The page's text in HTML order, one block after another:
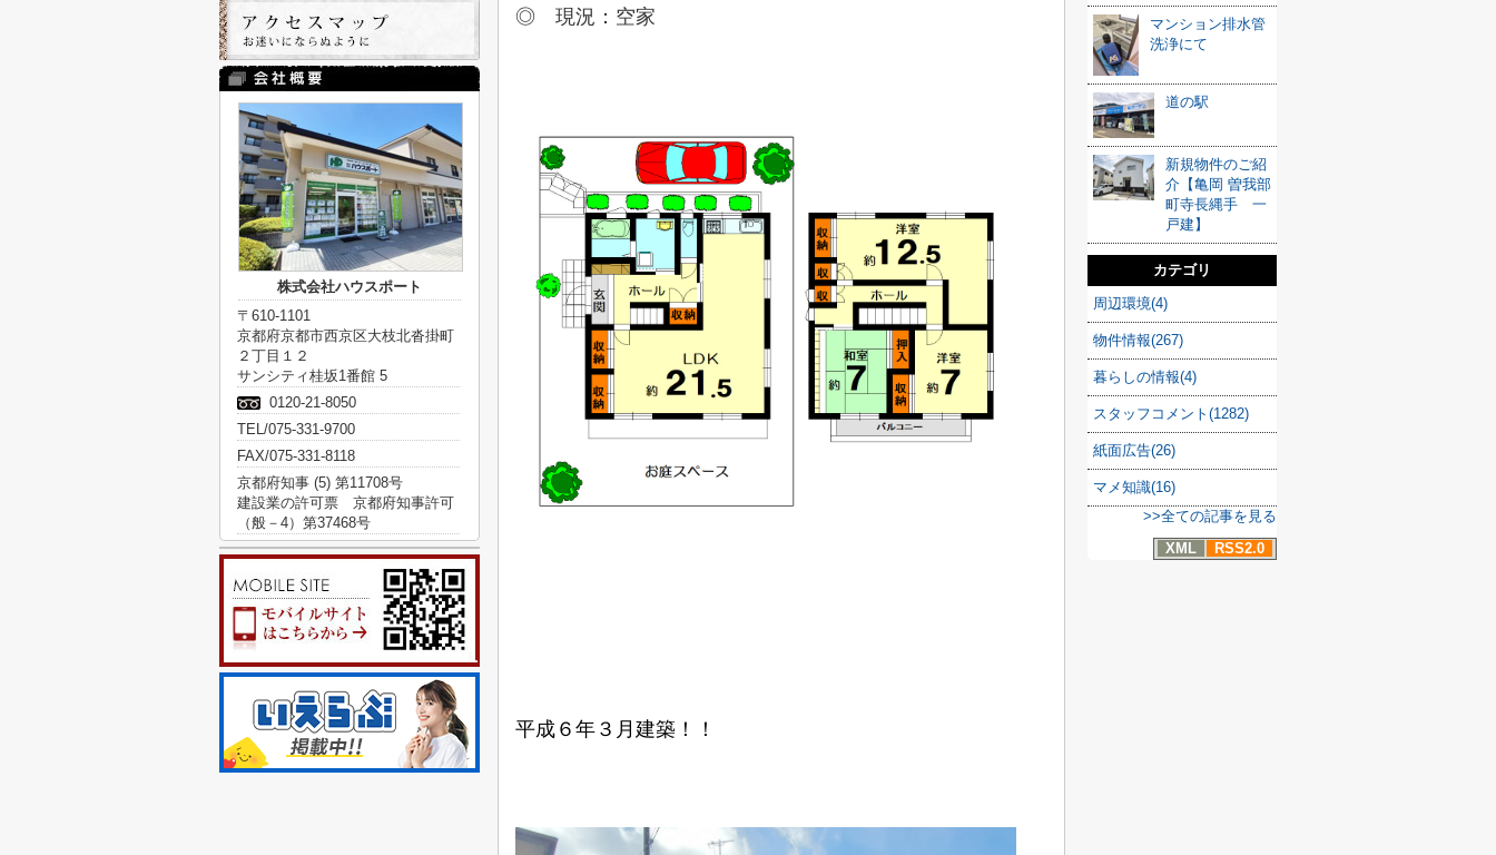
◎ 現況：空家
平成６年３月建築！！
マンション排水管
洗浄にて
道の駅
新規物件のご紹
介【亀岡 曽我部
町寺長縄手 一
戸建】
カテゴリ
周辺環境(4)
物件情報(267)
暮らしの情報(4)
スタッフコメント(1282)
紙面広告(26)
マメ知識(16)
>>全ての記事を見る
XML
RSS2.0
株式会社ハウスポート
〒610-1101
京都府京都市西京区大枝北沓掛町
２丁目１２
サンシティ桂坂1番館 5
0120-21-8050
TEL/075-331-9700
FAX/075-331-8118
京都府知事 (5) 第11708号
建設業の許可票 京都府知事許可
（般－4）第37468号